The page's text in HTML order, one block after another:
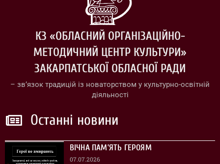
КЗ «ОБЛАСНИЙ ОРГАНІЗАЦІЙНО-
МЕТОДИЧНИЙ ЦЕНТР КУЛЬТУРИ»
ЗАКАРПАТСЬКОЇ ОБЛАСНОЇ РАДИ
– зв’язок традицій із новаторством у культурно-освітній
діяльності
Останні новини
ВІЧНА ПАМ’ЯТЬ ГЕРОЯМ
07.07.2026